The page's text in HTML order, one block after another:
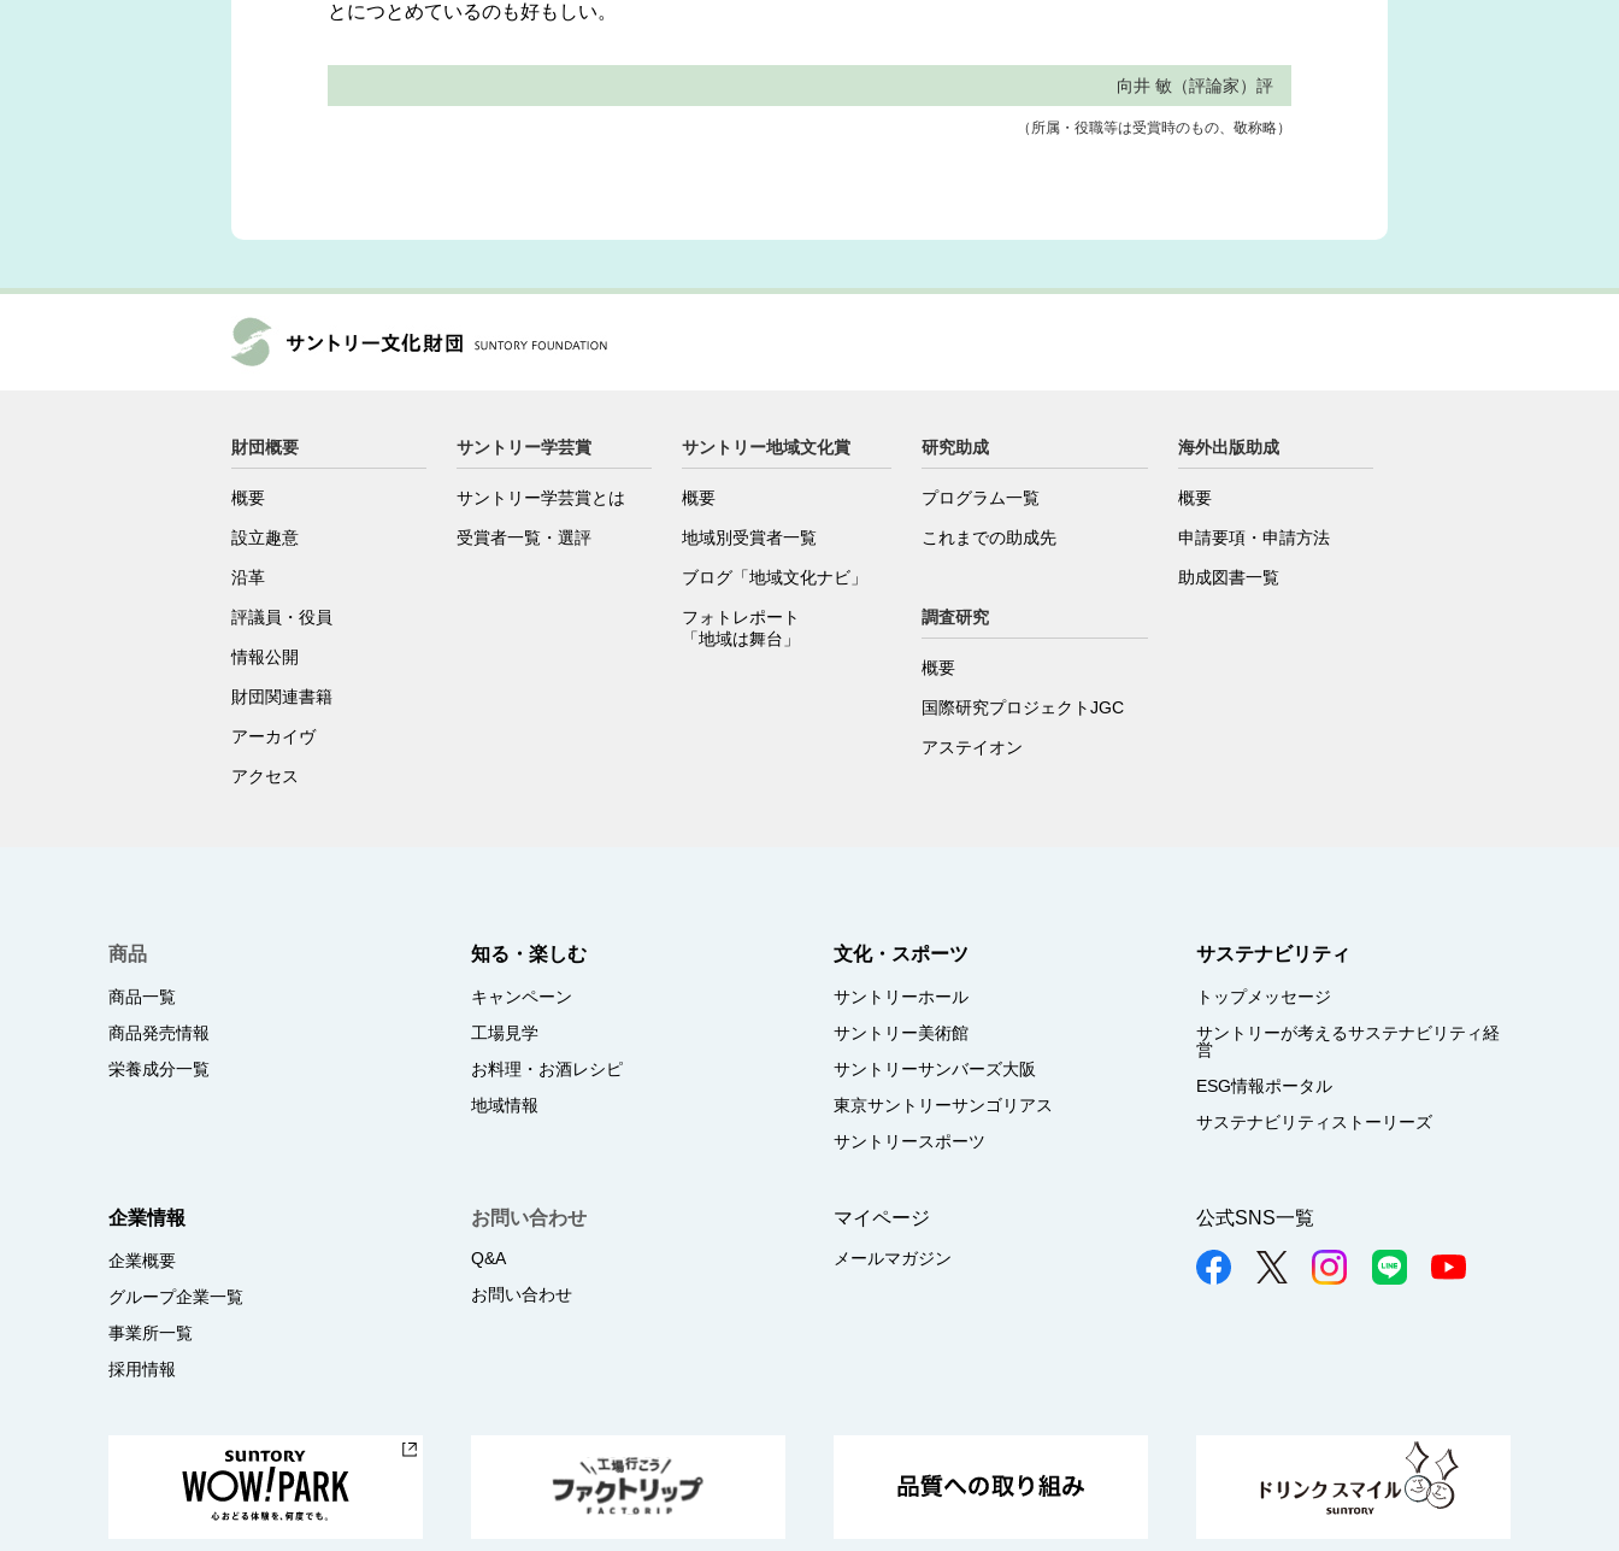
とにつとめているのも好もしい。
向井 敏（評論家）評
（所属・役職等は受賞時のもの、敬称略）
財団概要
概要
設立趣意
沿革
評議員・役員
情報公開
財団関連書籍
アーカイヴ
アクセス
サントリー学芸賞
サントリー学芸賞とは
受賞者一覧・選評
サントリー地域文化賞
概要
地域別受賞者一覧
ブログ「地域文化ナビ」
フォトレポート
「地域は舞台」
研究助成
プログラム一覧
これまでの助成先
調査研究
概要
国際研究プロジェクトJGC
アステイオン
海外出版助成
概要
申請要項・申請方法
助成図書一覧
商品
商品一覧
商品発売情報
栄養成分一覧
知る・楽しむ
キャンペーン
工場見学
お料理・お酒レシピ
地域情報
文化・スポーツ
サントリーホール
サントリー美術館
サントリーサンバーズ大阪
東京サントリーサンゴリアス
サントリースポーツ
サステナビリティ
トップメッセージ
サントリーが考えるサステナビリティ経
営
ESG情報ポータル
サステナビリティストーリーズ
企業情報
企業概要
グループ企業一覧
事業所一覧
採用情報
お問い合わせ
Q&A
お問い合わせ
マイページ
メールマガジン
公式SNS一覧